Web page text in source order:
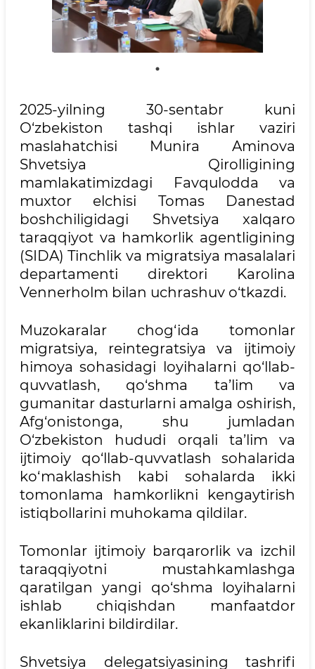
2025-yilning 30-sentabr kuni
O‘zbekiston tashqi ishlar vaziri
maslahatchisi Munira Aminova
Shvetsiya Qirolligining
mamlakatimizdagi Favqulodda va
muxtor elchisi Tomas Danestad
boshchiligidagi Shvetsiya xalqaro
taraqqiyot va hamkorlik agentligining
(SIDA) Tinchlik va migratsiya masalalari
departamenti direktori Karolina
Vennerholm bilan uchrashuv o‘tkazdi.
Muzokaralar chog‘ida tomonlar
migratsiya, reintegratsiya va ijtimoiy
himoya sohasidagi loyihalarni qo‘llab-
quvvatlash, qo‘shma ta’lim va
gumanitar dasturlarni amalga oshirish,
Afg‘onistonga, shu jumladan
O‘zbekiston hududi orqali ta’lim va
ijtimoiy qo‘llab-quvvatlash sohalarida
ko‘maklashish kabi sohalarda ikki
tomonlama hamkorlikni kengaytirish
istiqbollarini muhokama qildilar.
Tomonlar ijtimoiy barqarorlik va izchil
taraqqiyotni mustahkamlashga
qaratilgan yangi qo‘shma loyihalarni
ishlab chiqishdan manfaatdor
ekanliklarini bildirdilar.
Shvetsiya delegatsiyasining tashrifi